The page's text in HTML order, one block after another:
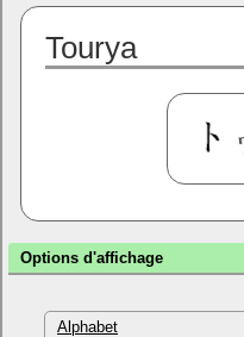
Tourya
Options d'affichage
Alphabet